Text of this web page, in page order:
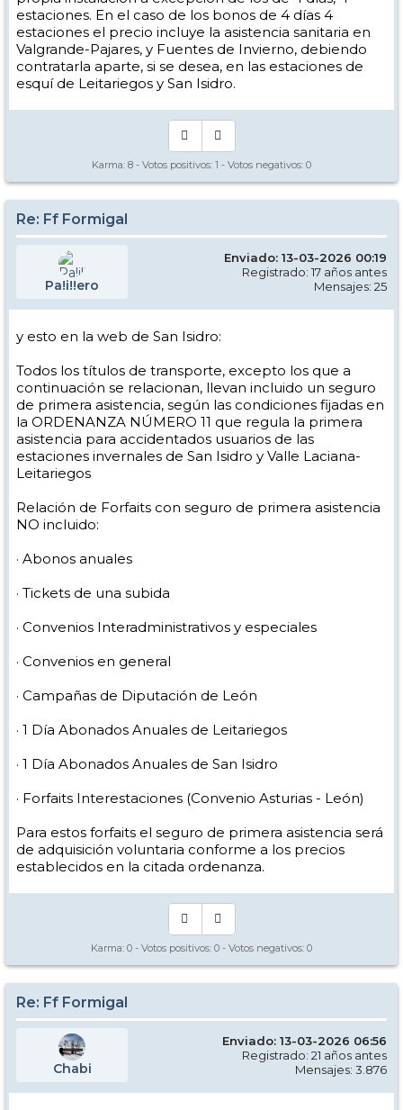
estaciones. En el caso de los bonos de 4 días 4
estaciones el precio incluye la asistencia sanitaria en
Valgrande-Pajares, y Fuentes de Invierno, debiendo
contratarla aparte, si se desea, en las estaciones de
esquí de Leitariegos y San Isidro.
Karma: 8 - Votos positivos: 1 - Votos negativos: 0
Re: Ff Formigal
Pa!i!!ero
Enviado: 13-03-2026 00:19
Registrado: 17 años antes
Mensajes: 25
y esto en la web de San Isidro:
Todos los títulos de transporte, excepto los que a
continuación se relacionan, llevan incluido un seguro
de primera asistencia, según las condiciones fijadas en
la ORDENANZA NÚMERO 11 que regula la primera
asistencia para accidentados usuarios de las
estaciones invernales de San Isidro y Valle Laciana-
Leitariegos
Relación de Forfaits con seguro de primera asistencia
NO incluido:
· Abonos anuales
· Tickets de una subida
· Convenios Interadministrativos y especiales
· Convenios en general
· Campañas de Diputación de León
· 1 Día Abonados Anuales de Leitariegos
· 1 Día Abonados Anuales de San Isidro
· Forfaits Interestaciones (Convenio Asturias - León)
Para estos forfaits el seguro de primera asistencia será
de adquisición voluntaria conforme a los precios
establecidos en la citada ordenanza.
Karma: 0 - Votos positivos: 0 - Votos negativos: 0
Re: Ff Formigal
Chabi
Enviado: 13-03-2026 06:56
Registrado: 21 años antes
Mensajes: 3.876